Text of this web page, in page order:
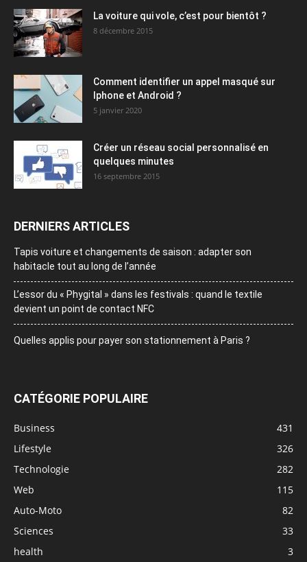
La voiture qui vole, c’est pour bientôt ?
8 décembre 2015
Comment identifier un appel masqué sur
Iphone et Android ?
5 janvier 2020
Créer un réseau social personnalisé en
quelques minutes
16 septembre 2015
DERNIERS ARTICLES
Tapis voiture et changements de saison : adapter son
habitacle tout au long de l’année
L’essor du « Phygital » dans les festivals : quand le textile
devient un point de contact NFC
Quelles applis pour payer son stationnement à Paris ?
CATÉGORIE POPULAIRE
Business
431
Lifestyle
326
Technologie
282
Web
115
Auto-Moto
82
Sciences
33
health
3